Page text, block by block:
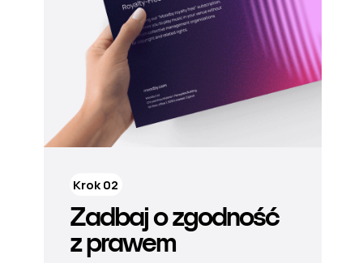
Zadbaj o zgodność
z prawem
Krok 02